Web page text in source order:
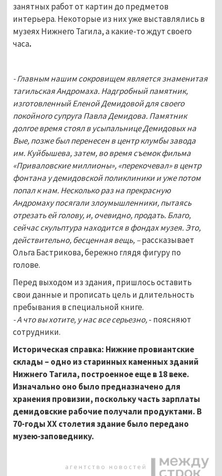
занятных работ от картин до предметов
интерьера. Некоторые из них уже выставлялись в
музеях Нижнего Тагила, а какие-то ждут своего
часа.
- Главным нашим сокровищем является знаменитая
тагильская Андромаха. Надгробный памятник,
изготовленный Еленой Демидовой для своего
покойного супруга Павла Демидова. Памятник
долгое время стоял в усыпальнице Демидовых на
Вые, позже был перенесен в центр клумбы завода
им. Куйбышева, затем, во время съемок фильма
«Приваловские миллионы», «перекочевал» в центр
фонтана у демидовской поликлиники и уже потом
попал к нам. Несколько раз на прекрасную
Андромаху посягали злоумышленники, пытаясь
отрезать ей голову, и, очевидно, продать. Благо,
сейчас скульптура находится в фондах музея. Это,
действительно, бесценная вещь, –рассказывает
Ольга Бастрикова, бережно глядя фигуру по
голове.
Перед выходом из здания, пришлось оставить
свои данные и прописать цель и длительность
пребывания в специальной книге.
- А что вы хотите, у нас все серьезно,- поясняют
сотрудники.
Историческая справка: Нижние провиантские
склады – одно из старинных каменных зданий
Нижнего Тагила, построенное еще в 18 веке.
Изначально оно было предназначено для
хранения провизии, поскольку часть зарплаты
демидовские рабочие получали продуктами. В
70-годы XX столетия здание было передано
музею-заповеднику.